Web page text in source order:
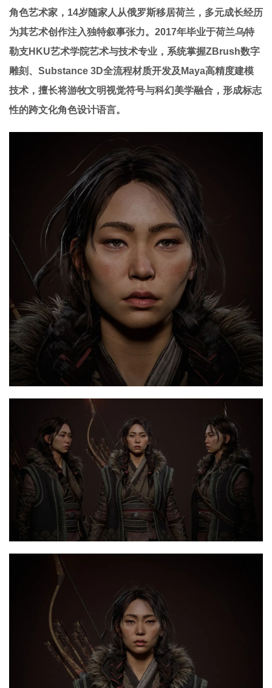
角色艺术家，14岁随家人从俄罗斯移居荷兰，多元成长经历
为其艺术创作注入独特叙事张力。2017年毕业于荷兰乌特
勒支HKU艺术学院艺术与技术专业，系统掌握ZBrush数字
雕刻、Substance 3D全流程材质开发及Maya高精度建模
技术，擅长将游牧文明视觉符号与科幻美学融合，形成标志
性的跨文化角色设计语言。